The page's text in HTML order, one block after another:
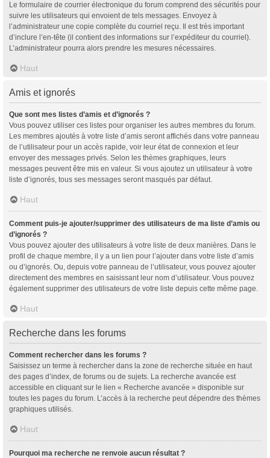
Le formulaire de courrier électronique du forum comprend des sécurités pour
suivre les utilisateurs qui envoient de tels messages. Envoyez à
l’administrateur une copie complète du courriel reçu. Il est très important
d’inclure l’en-tête (il contient des informations sur l’expéditeur du courriel).
L’administrateur pourra alors prendre les mesures nécessaires.
Haut
Amis et ignorés
Que sont mes listes d’amis et d’ignorés ?
Vous pouvez utiliser ces listes pour organiser les autres membres du forum.
Les membres ajoutés à votre liste d’amis seront affichés dans votre panneau
de l’utilisateur pour un accès rapide, voir leur état de connexion et leur
envoyer des messages privés. Selon les thèmes graphiques, leurs
messages peuvent être mis en valeur. Si vous ajoutez un utilisateur à votre
liste d’ignorés, tous ses messages seront masqués par défaut.
Haut
Comment puis-je ajouter/supprimer des utilisateurs de ma liste d’amis ou
d’ignorés ?
Vous pouvez ajouter des utilisateurs à votre liste de deux manières. Dans le
profil de chaque membre, il y a un lien pour l’ajouter dans votre liste d’amis
ou d’ignorés. Ou, depuis votre panneau de l’utilisateur, vous pouvez ajouter
directement des membres en saisissant leur nom d’utilisateur. Vous pouvez
également supprimer des utilisateurs de votre liste depuis cette même page.
Haut
Recherche dans les forums
Comment rechercher dans les forums ?
Saisissez un terme à rechercher dans la zone de recherche située en haut
des pages d’index, de forums ou de sujets. La recherche avancée est
accessible en cliquant sur le lien « Recherche avancée » disponible sur
toutes les pages du forum. L’accès à la recherche peut dépendre des thèmes
graphiques utilisés.
Haut
Pourquoi ma recherche ne renvoie aucun résultat ?